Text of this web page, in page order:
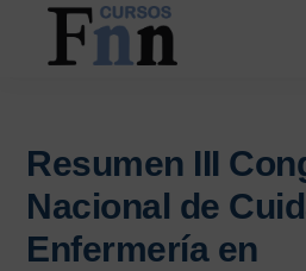
Saltar
contenido
Saltar
principal
online
Resumen III
Nacional de
Enfermería en